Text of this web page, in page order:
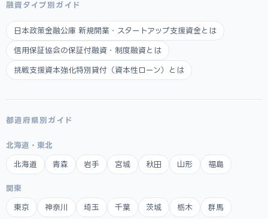
融資タイプ別ガイド
日本政策金融公庫 新規開業・スタートアップ支援資金とは
信用保証協会の保証付融資・制度融資とは
挑戦支援資本強化特別貸付（資本性ローン）とは
都道府県別ガイド
北海道・東北
北海道 青森 岩手 宮城 秋田 山形 福島
関東
東京 神奈川 埼玉 千葉 茨城 栃木 群馬